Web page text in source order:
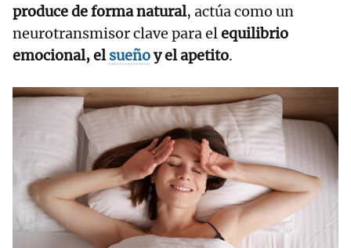
produce de forma natural, actúa como un
neurotransmisor clave para elequilibrio
emocional, elsueñoy el apetito.